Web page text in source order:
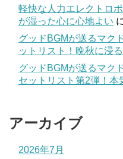
軽快な人力エレクトロ
が湿った心に心地よい
グッドBGMが送るマク
ットリスト！晩秋に浸
グッドBGMが送るマク
セットリスト第2弾！本
アーカイブ
2026年7月